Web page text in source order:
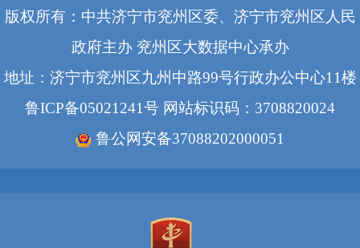
版权所有：中共济宁市兖州区委、济宁市兖州区人民
政府主办 兖州区大数据中心承办
地址：济宁市兖州区九州中路99号行政办公中心11楼
鲁ICP备05021241号 网站标识码：3708820024
鲁公网安备37088202000051